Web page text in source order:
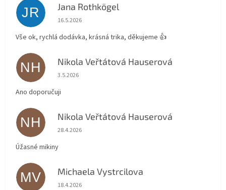
JR Jana Rothkögel
Hodnocení obchodu je 5 z 5 hvězdiček.
16.5.2026
Vše ok, rychlá dodávka, krásná trika, děkujeme 👍
NH Nikola Veřtátová Hauserová
Hodnocení obchodu je 5 z 5 hvězdiček.
3.5.2026
Ano doporučuji
NH Nikola Veřtátová Hauserová
Hodnocení obchodu je 5 z 5 hvězdiček.
28.4.2026
Úžasné mikiny
MV Michaela Vystrcilova
Hodnocení obchodu je 5 z 5 hvězdiček.
18.4.2026